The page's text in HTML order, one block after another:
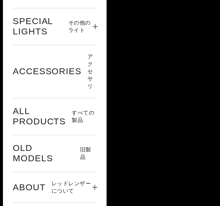
SPECIAL
LIGHTS
その他の
ライト
ACCESSORIES
ア
ク
セ
サ
リ
ALL
PRODUCTS
すべての
製品
OLD
MODELS
旧製
品
ABOUT
レッドレンザー
について